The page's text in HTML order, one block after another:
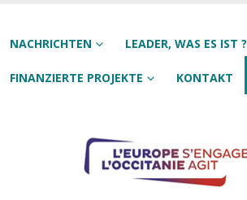
NACHRICHTEN LEADER, WAS ES IST ?
FINANZIERTE PROJEKTE KONTAKT